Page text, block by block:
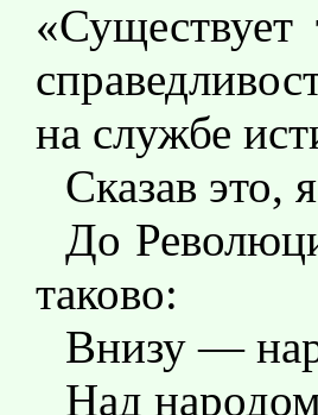
на службе
Сказав это,
До
таково:
Внизу —
Над